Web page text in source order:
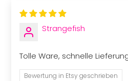
Strangefish
Tolle Ware, schnelle
Bewertung in Etsy geschrieben